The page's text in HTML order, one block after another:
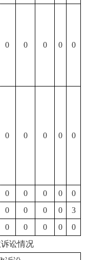
0 0 0 0 0
0 0 0 0 0
0 0 0 0
0
0 0 0 0
3
0 0 0 0
0
讼情况